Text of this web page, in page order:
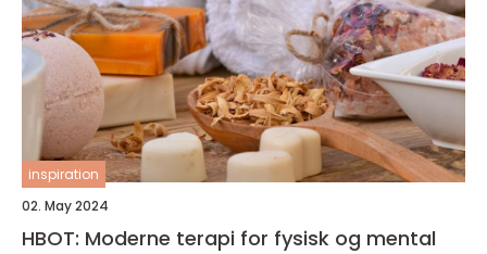
inspiration
02. May 2024
HBOT: Moderne terapi for fysisk og mental